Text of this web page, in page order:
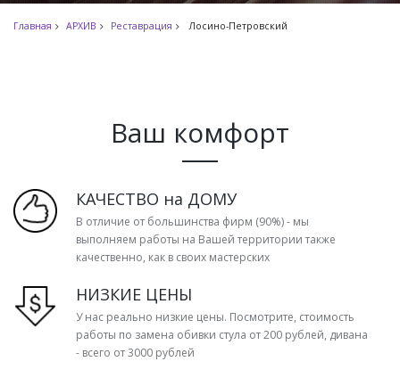
Главная АРХИВ Реставрация Лосино-Петровский
Ваш комфорт
КАЧЕСТВО на ДОМУ
В отличие от большинства фирм (90%) - мы
выполняем работы на Вашей территории также
качественно, как в своих мастерских
НИЗКИЕ ЦЕНЫ
У нас реально низкие цены. Посмотрите, стоимость
работы по замена обивки стула от 200 рублей, дивана
- всего от 3000 рублей